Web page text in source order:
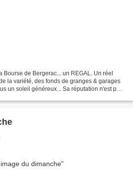
Bourse de Bergerac... un REGAL. Un réel
la variété, des fonds de granges & garages
un soleil généreux... Sa réputation n'est pas